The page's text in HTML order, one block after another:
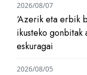
‘Azerik eta erbik
ikusteko
eskuragai
2026/08/07
2026/08/05